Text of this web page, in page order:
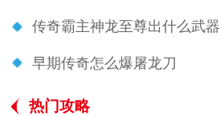
传奇霸主神龙至尊出什么武器
早期传奇怎么爆屠龙刀
热门攻略